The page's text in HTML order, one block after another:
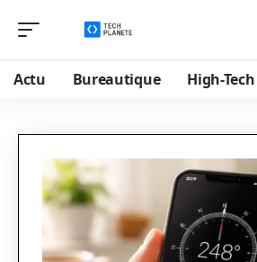
Actu Bureautique High-Tech